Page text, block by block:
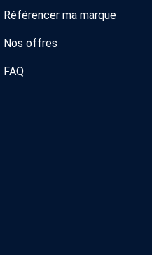
Référencer ma marque
Nos offres
FAQ